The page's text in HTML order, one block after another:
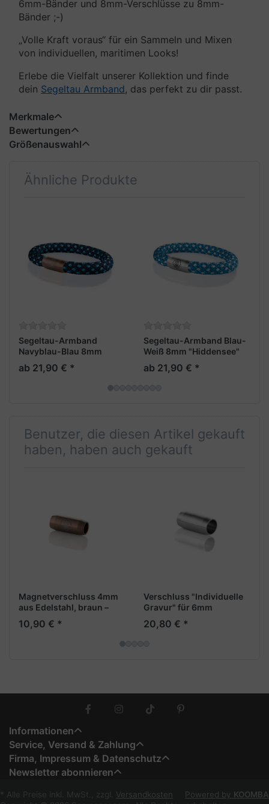
6mm-Bänder und 8mm-Verschlüsse zu 8mm-
Bänder ;-)
„Volle Kraft voraus“ für ein Sammeln und Mixen
von individuellen, maritimen Looks!
Erlebe die Vielfalt unserer Kollektion und finde
dein Segeltau Armband, das perfekt zu dir passt.
Merkmale
Bewertungen
Größenauswahl
Ähnliche Produkte
Segeltau-Armband
Navyblau-Blau 8mm
"Hiddensee"
ab 21,90 € *
Segeltau-Armband Blau-
Weiß 8mm "Hiddensee"
ab 21,90 € *
Benutzer, die diesen Artikel gekauft
haben, haben auch gekauft
Magnetverschluss 4mm
aus Edelstahl, braun –
„Leutnant“
10,90 € *
Verschluss "Individuelle
Gravur" für 6mm
Armband, stahlfarben
20,80 € *
Informationen
Service, Versand & Zahlung
Firma, Impressum & Datenschutz
Newsletter abonnieren
* Alle Preise inkl. MwSt., zzgl. Versandkosten Powered by KOOMBA